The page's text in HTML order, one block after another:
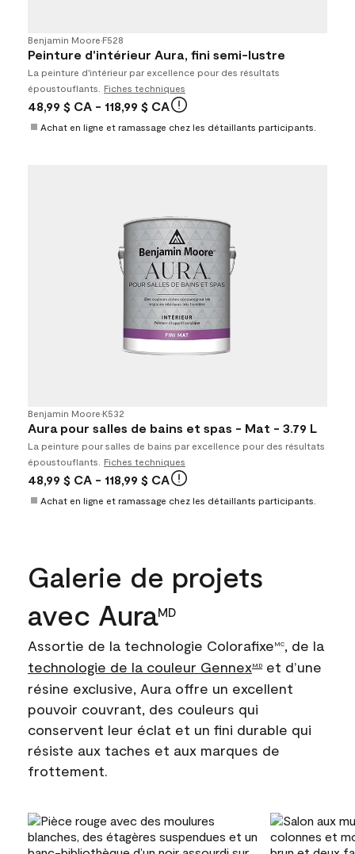
Benjamin Moore•F528
Peinture d'intérieur Aura, fini semi-lustre
La peinture d'intérieur par excellence pour des résultats
époustouflants.
Fiches techniques
48,99 $ CA - 118,99 $ CA
Achat en ligne et ramassage chez les détaillants participants.
Benjamin Moore•K532
Aura pour salles de bains et spas - Mat - 3.79 L
La peinture pour salles de bains par excellence pour des résultats
époustouflants.
Fiches techniques
48,99 $ CA - 118,99 $ CA
Achat en ligne et ramassage chez les détaillants participants.
Galerie de projets
avec AuraMD
Assortie de la technologie Colorafixe MC, de la
technologie de la couleur Gennex MD et d’une
résine exclusive, Aura offre un excellent
pouvoir couvrant, des couleurs qui
conservent leur éclat et un fini durable qui
résiste aux taches et aux marques de
frottement.